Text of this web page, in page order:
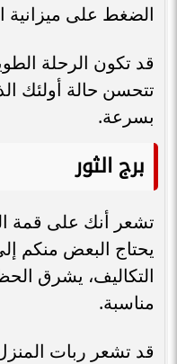
الضغط على ميزانية
قد تكون الرحلة
تتحسن حالة أولئك
بسرعة.
برج الثور
تشعر أنك على قمة
يحتاج البعض منكم
التكاليف، يشرق
مناسبة.
قد تشعر ربات